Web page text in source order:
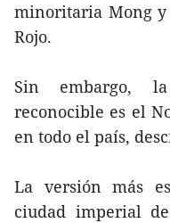
minoritaria Mong y
Rojo.
Sin embargo,
reconocible es el
en todo el país,
La versión más
ciudad imperial